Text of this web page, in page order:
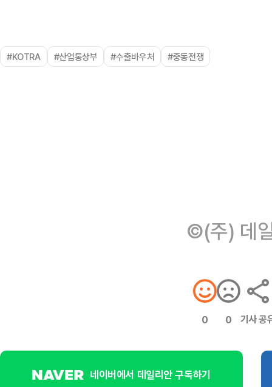
#KOTRA #산업통상부 #수출바우처 #중동전쟁
©(주) 데
0 0 기사 공
네이버에서 데일리안 구독하기